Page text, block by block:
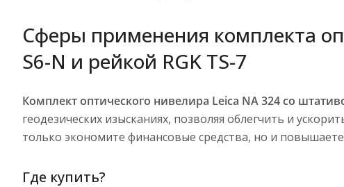
Сферы применения комплекта
S6-N и рейкой RGK TS-7
Комплект оптического нивелира Leica NA 324 со
геодезических изысканиях, позволяя облегчить и
только экономите финансовые средства, но и
Где купить?